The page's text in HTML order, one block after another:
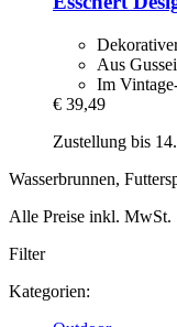
Aus
Im
€ 39,49
Zustellung bis
Wasserbrunnen,
Alle Preise inkl. MwSt.
Filter
Kategorien: